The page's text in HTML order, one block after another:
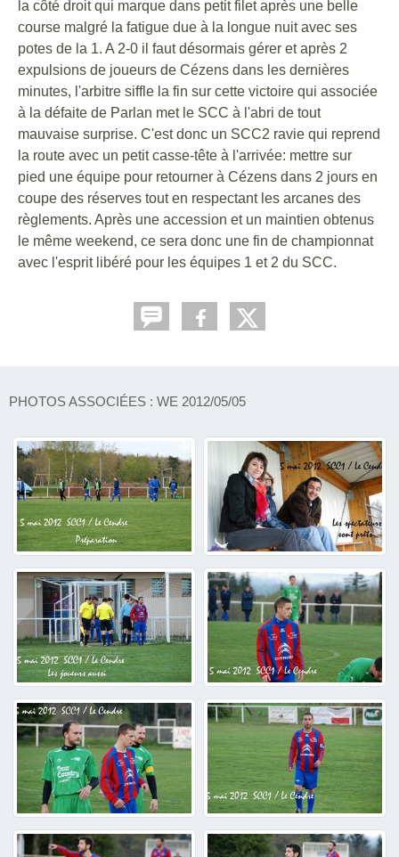
la côté droit qui marque dans petit filet après une belle
course malgré la fatigue due à la longue nuit avec ses
potes de la 1. A 2-0 il faut désormais gérer et après 2
expulsions de joueurs de Cézens dans les dernières
minutes, l'arbitre siffle la fin sur cette victoire qui associée
à la défaite de Parlan met le SCC à l'abri de tout
mauvaise surprise. C'est donc un SCC2 ravie qui reprend
la route avec un petit casse-tête à l'arrivée: mettre sur
pied une équipe pour retourner à Cézens dans 2 jours en
coupe des réserves tout en respectant les arcanes des
règlements. Après une accession et un maintien obtenus
le même weekend, ce sera donc une fin de championnat
avec l'esprit libéré pour les équipes 1 et 2 du SCC.
PHOTOS ASSOCIÉES : WE 2012/05/05